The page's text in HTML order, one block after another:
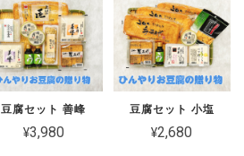
豆腐セット 善峰
¥3,980
豆腐セット 小塩
¥2,680